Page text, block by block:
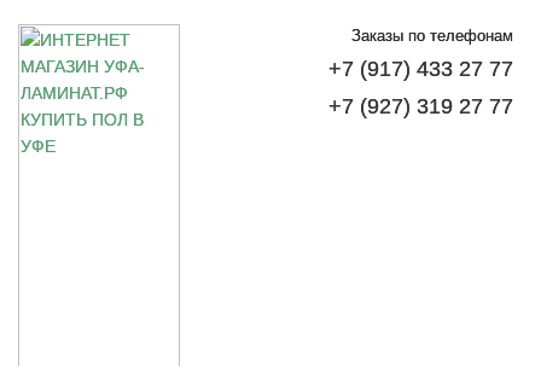
Заказы по телефонам
+7 (917) 433 27 77
+7 (927) 319 27 77